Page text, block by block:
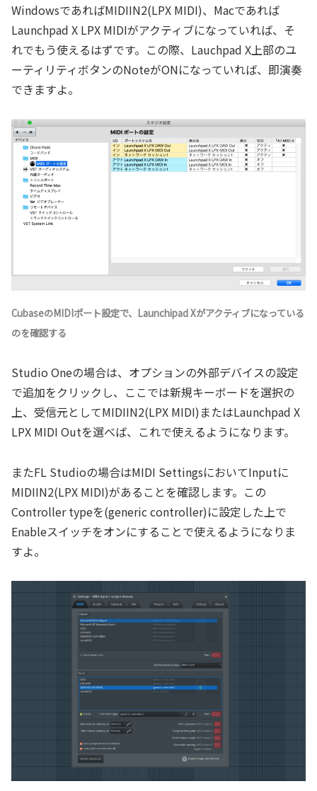
WindowsであればMIDIIN2(LPX MIDI)、Macであれば
Launchpad X LPX MIDIがアクティブになっていれば、そ
れでもう使えるはずです。この際、Lauchpad X上部のユ
ーティリティボタンのNoteがONになっていれば、即演奏
できますよ。
CubaseのMIDIポート設定で、Launchipad Xがアクティブになっている
のを確認する
Studio Oneの場合は、オプションの外部デバイスの設定
で追加をクリックし、ここでは新規キーボードを選択の
上、受信元としてMIDIIN2(LPX MIDI)またはLaunchpad X
LPX MIDI Outを選べば、これで使えるようになります。
またFL Studioの場合はMIDI SettingsにおいてInputに
MIDIIN2(LPX MIDI)があることを確認します。この
Controller typeを(generic controller)に設定した上で
Enableスイッチをオンにすることで使えるようになりま
すよ。